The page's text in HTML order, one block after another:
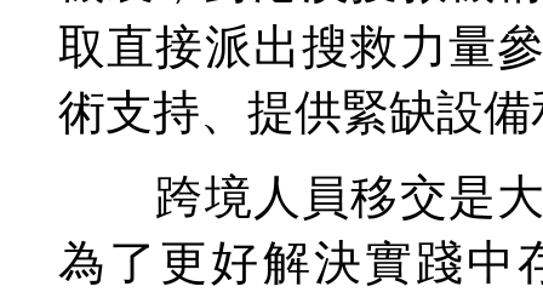
取直接派出搜救力量
術支持、提供緊缺設
跨境人員移交是大
為了更好解決實踐中